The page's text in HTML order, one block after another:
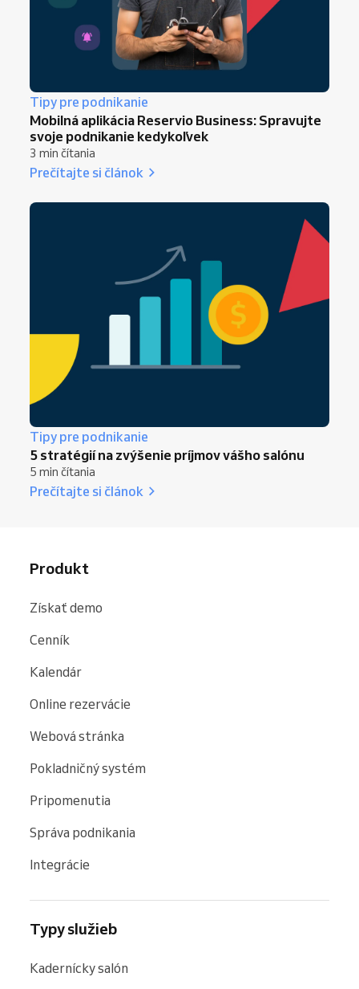
Tipy pre podnikanie
Mobilná aplikácia Reservio Business: Spravujte
svoje podnikanie kedykoľvek
3 min čítania
Prečítajte si článok
Tipy pre podnikanie
5 stratégií na zvýšenie príjmov vášho salónu
5 min čítania
Prečítajte si článok
Produkt
Získať demo
Cenník
Kalendár
Online rezervácie
Webová stránka
Pokladničný systém
Pripomenutia
Správa podnikania
Integrácie
Typy služieb
Kadernícky salón